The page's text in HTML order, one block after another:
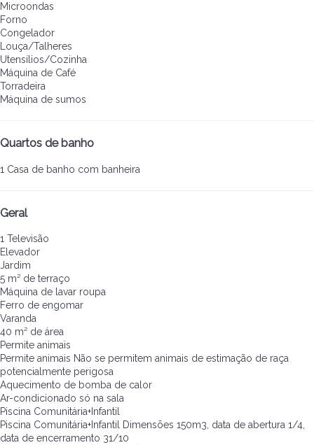
Microondas
Forno
Congelador
Louça/Talheres
Utensílios/Cozinha
Máquina de Café
Torradeira
Máquina de sumos
Quartos de banho
1 Casa de banho com banheira
Geral
1 Televisão
Elevador
Jardim
5 m² de terraço
Máquina de lavar roupa
Ferro de engomar
Varanda
40 m² de área
Permite animais
Permite animais Não se permitem animais de estimação de raça
potencialmente perigosa
Aquecimento de bomba de calor
Ar-condicionado só na sala
Piscina Comunitária+Infantil
Piscina Comunitária+Infantil
Dimensões 150m3, data de abertura 1/4,
data de encerramento 31/10